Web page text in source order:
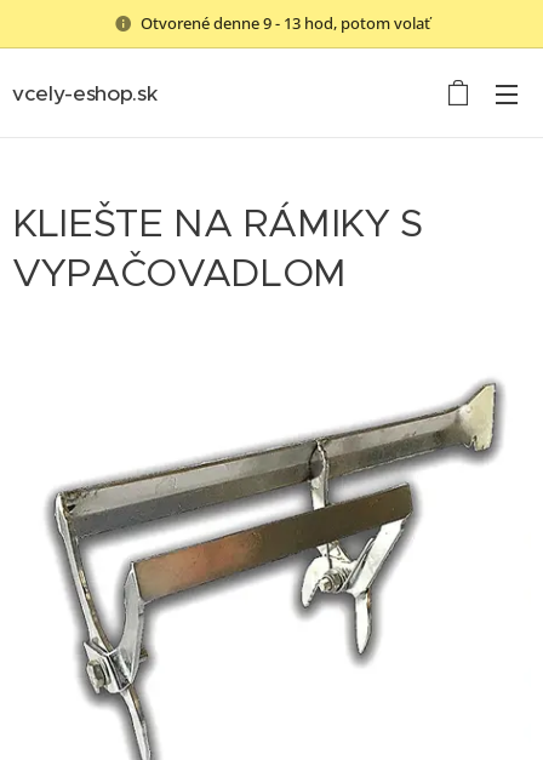
Otvorené denne 9 - 13 hod, potom volať
vcely-eshop.sk
KLIEŠTE NA RÁMIKY S
VYPAČOVADLOM